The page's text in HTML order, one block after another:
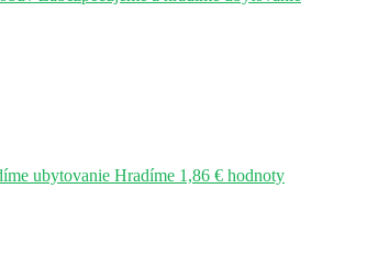
ubytovanie Hradíme 1,86 € hodnoty